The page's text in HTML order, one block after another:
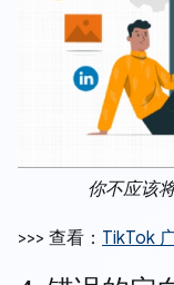
你不应该
>>> 查看： TikTok